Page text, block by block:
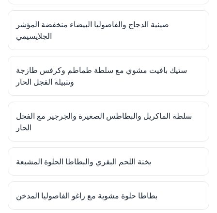
صينية الدجاج والفاصوليا البيضاء منخفضة المؤشر
الجلايسيمي
ستيك بافيت مشوي مع سلطة طماطم وكرفس طازجة
وتتبيلة الفجل الحار
سلطة الماكريل والبطاطس الصغيرة والجرجير مع الفجل
الحار
يخنة اللحم البقري والبطاطا الحلوة المشبعة
بطاطا حلوة مشوية مع راغو الفاصوليا المدخن